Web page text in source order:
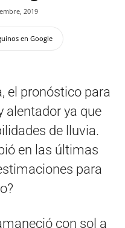
2019
en Google
el pronóstico para
alentador ya que
de lluvia.
en las últimas
para
con sol a